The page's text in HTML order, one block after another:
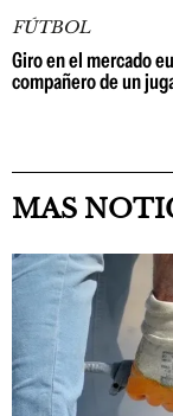
FÚTBOL
Giro en el mercado
compañero de un
MAS